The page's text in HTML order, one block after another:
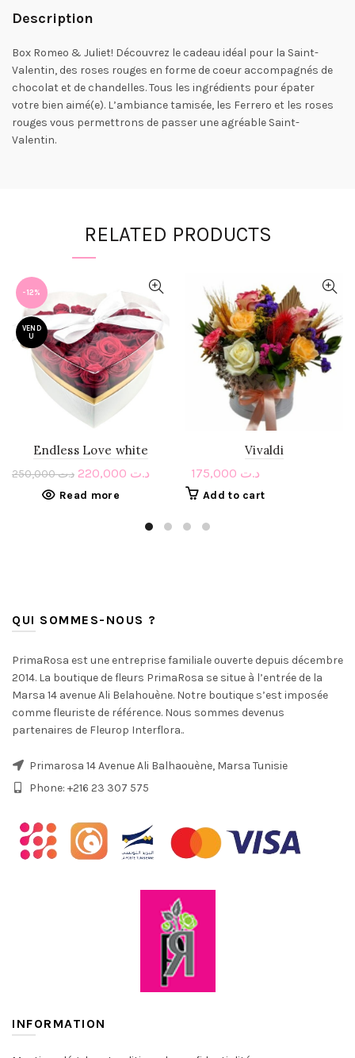
Description
Box Romeo & Juliet! Découvrez le cadeau idéal pour la Saint-
Valentin, des roses rouges en forme de coeur accompagnés de
chocolat et de chandelles. Tous les ingrédients pour épater
votre bien aimé(e). L’ambiance tamisée, les Ferrero et les roses
rouges vous permettrons de passer une agréable Saint-
Valentin.
RELATED PRODUCTS
-12%
VEND
U
Endless Love white
د.ت250,000 د.ت
Read more
Vivaldi
د.ت
Add to cart
QUI SOMMES-NOUS ?
PrimaRosa est une entreprise familiale ouverte depuis décembre
2014. La boutique de fleurs PrimaRosa se situe à l’entrée de la
Marsa 14 avenue Ali Belahouène. Notre boutique s’est imposée
comme fleuriste de référence. Nous sommes devenus
partenaires de Fleurop Interflora..
Primarosa 14 Avenue Ali Balhaouène, Marsa Tunisie
Phone: +216 23 307 575
INFORMATION